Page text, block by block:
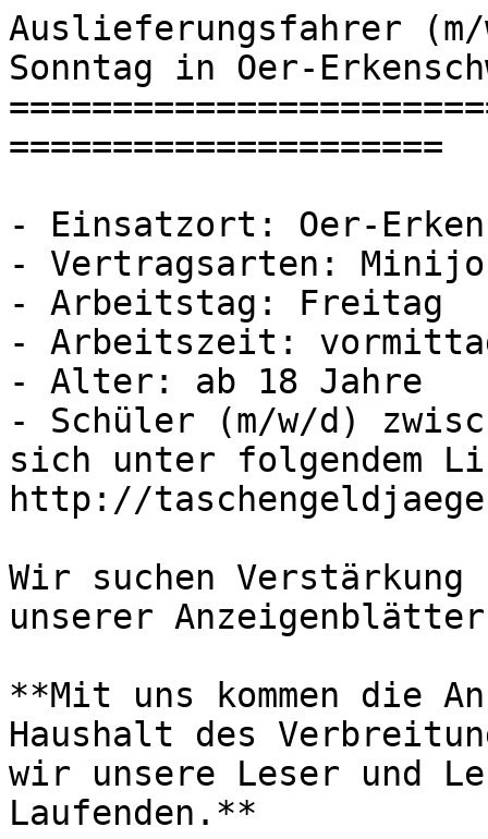
Auslieferungsfahrer
Sonntag in Oer-
=====================
- Einsatzort: Oer-
- Vertragsarten:
- Arbeitstag: Freitag
- Arbeitszeit:
- Alter: ab 18 Jahre
- Schüler (m/w/d)
sich unter folgendem
http://
Wir suchen
unserer Anzeigenblätter
**Mit uns kommen die
Haushalt des
wir unsere Leser und
Laufenden.**